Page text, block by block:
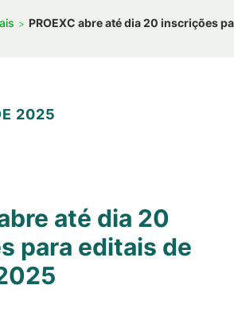
PROEXC abre até dia 20 inscrições
2025
até dia 20
para editais de